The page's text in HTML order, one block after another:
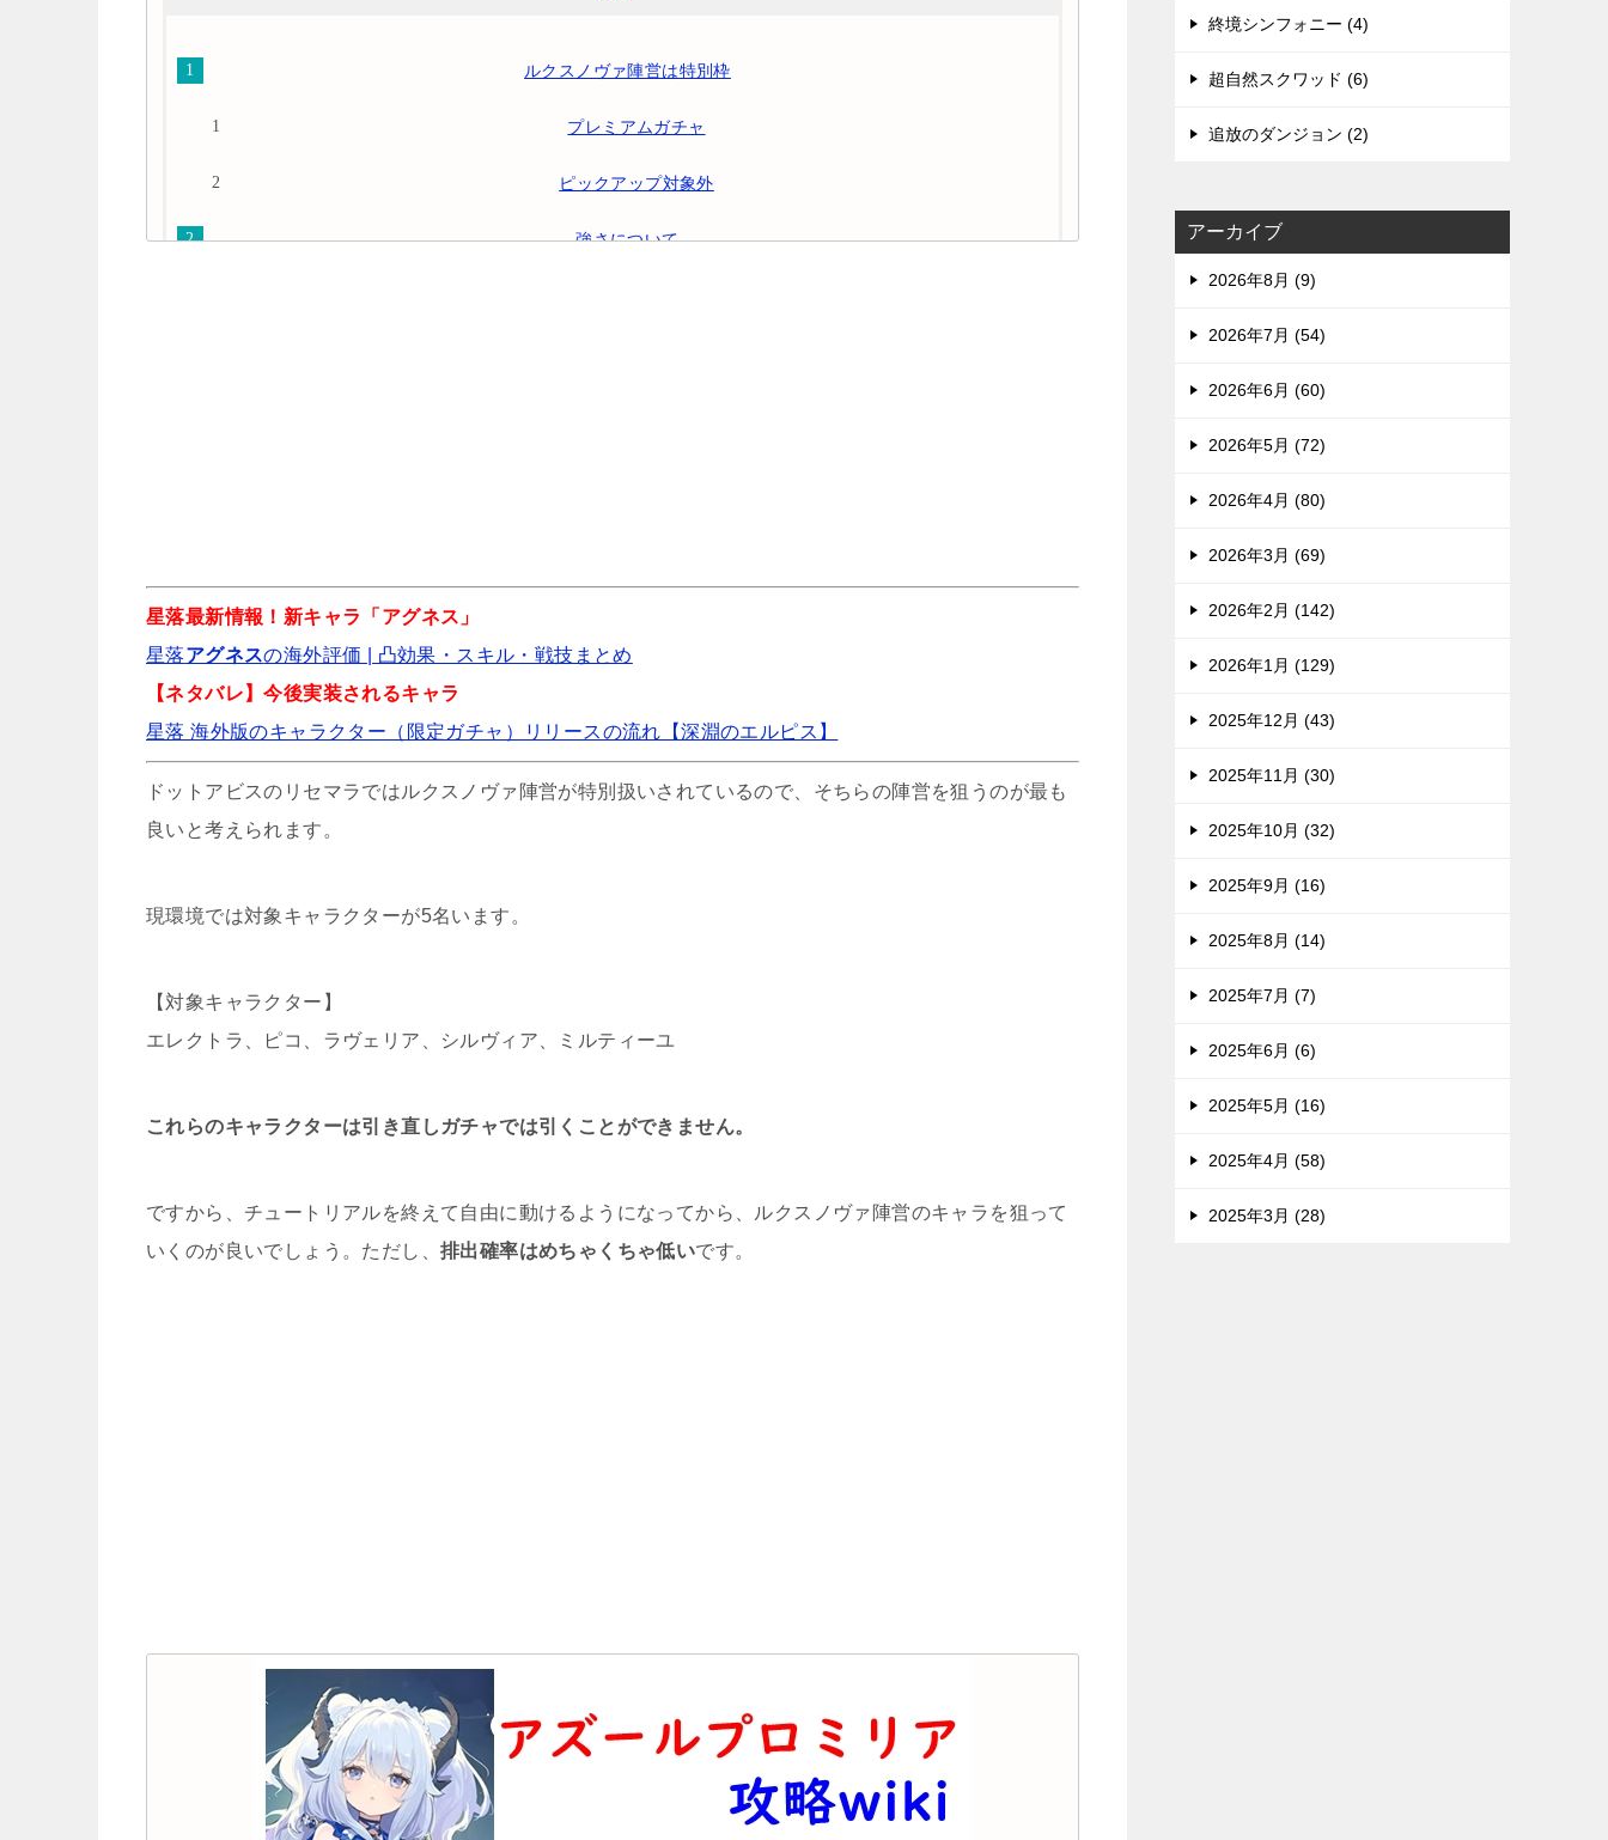
ルクスノヴァ陣営は特別枠
プレミアムガチャ
ピックアップ対象外
強さについて
オハヨーカイヒーローの444連ガチャはどこ？
ひまトレの攻略！リセマラは不要？ | ひまつぶトレジャー
amazeusの攻略ガイド！勝てない時や序盤のギミックを画像解説
星落最新情報！新キャラ「アグネス」
星落アグネスの海外評価 | 凸効果・スキル・戦技まとめ️
【ネタバレ】今後実装されるキャラ
星落 海外版のキャラクター（限定ガチャ）リリースの流れ【深淵のエルピス】
ドットアビスのリセマラではルクスノヴァ陣営が特別扱いされているので、そちらの陣営を狙うのが最も
良いと考えられます。
現環境では対象キャラクターが5名います。
【対象キャラクター】
エレクトラ、ピコ、ラヴェリア、シルヴィア、ミルティーユ
これらのキャラクターは引き直しガチャでは引くことができません。
ですから、チュートリアルを終えて自由に動けるようになってから、ルクスノヴァ陣営のキャラを狙って
いくのが良いでしょう。ただし、 排出確率はめちゃくちゃ低いです。
終境シンフォニー (4)
超自然スクワッド (6)
追放のダンジョン (2)
アーカイブ
2026年8月 (9)
2026年7月 (54)
2026年6月 (60)
2026年5月 (72)
2026年4月 (80)
2026年3月 (69)
2026年2月 (142)
2026年1月 (129)
2025年12月 (43)
2025年11月 (30)
2025年10月 (32)
2025年9月 (16)
2025年8月 (14)
2025年7月 (7)
2025年6月 (6)
2025年5月 (16)
2025年4月 (58)
2025年3月 (28)